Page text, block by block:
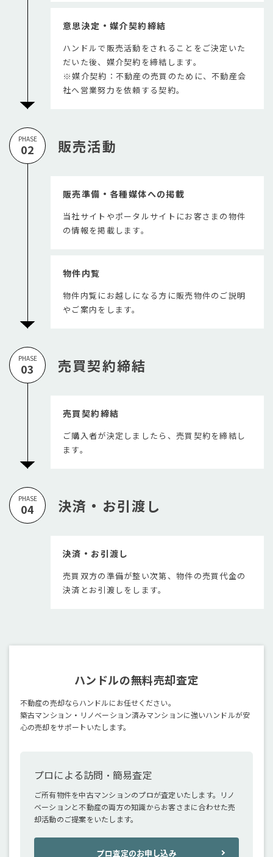
意思決定・媒介契約締結
ハンドルで販売活動をされることをご決定いた
だいた後、媒介契約を締結します。
※媒介契約：不動産の売買のために、不動産会
社へ営業努力を依頼する契約。
PHASE
02 販売活動
販売準備・各種媒体への掲載
当社サイトやポータルサイトにお客さまの物件
の情報を掲載します。
物件内覧
物件内覧にお越しになる方に販売物件のご説明
やご案内をします。
PHASE
03 売買契約締結
売買契約締結
ご購入者が決定しましたら、売買契約を締結し
ます。
PHASE
04 決済・お引渡し
決済・お引渡し
売買双方の準備が整い次第、物件の売買代金の
決済とお引渡しをします。
ハンドルの無料売却査定
不動産の売却ならハンドルにお任せください。
築古マンション・リノベーション済みマンションに強いハンドルが安
心の売却をサポートいたします。
プロによる訪問・簡易査定
ご所有物件を中古マンションのプロが査定いたします。リノ
ベーションと不動産の両方の知識からお客さまに合わせた売
却活動のご提案をいたします。
プロ査定のお申し込み